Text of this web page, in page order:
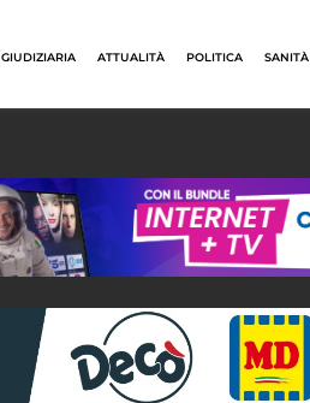
GIUDIZIARIA ATTUALITÀ POLITICA SANITÀ